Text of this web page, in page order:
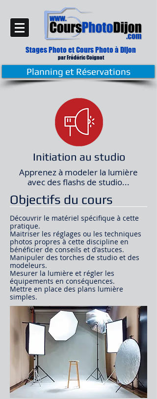
Stages Photo et Cours Photoà Dijon
par Frédéric Coignot
Planning et Réservations
Initiation au studio
Apprenez à modeler la lumière
avec des flashs de studio...
Objectifs du cours
Découvrir le matériel spécifique à cette
pratique.
Maitriser les réglages ou les techniques
photos propres à cette discipline en
bénéficier de conseils et d'astuces.
Manipuler des torches de studio et des
modeleurs.
Mesurer la lumière et régler les
équipements en conséquences.
Mettre en place des plans lumière
simples.